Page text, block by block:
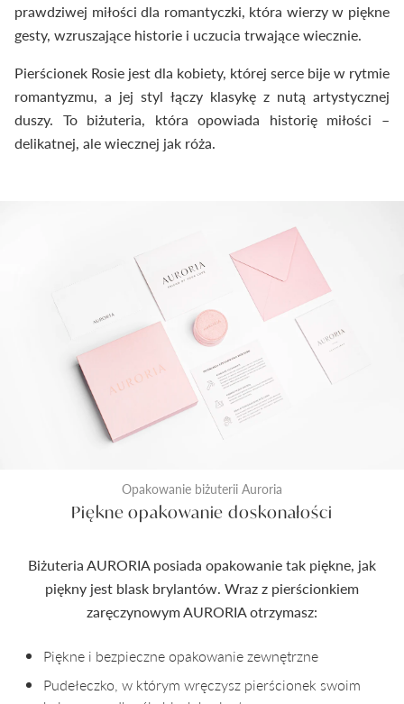
prawdziwej miłości dla romantyczki, która wierzy w piękne
gesty, wzruszające historie i uczucia trwające wiecznie.
Pierścionek Rosie jest dla kobiety, której serce bije w rytmie
romantyzmu, a jej styl łączy klasykę z nutą artystycznej
duszy. To biżuteria, która opowiada historię miłości –
delikatnej, ale wiecznej jak róża.
Opakowanie biżuterii Auroria
Piękne opakowanie doskonałości
Biżuteria AURORIA posiada opakowanie tak piękne, jak
piękny jest blask brylantów. Wraz z pierścionkiem
zaręczynowym AURORIA otrzymasz:
Piękne i bezpieczne opakowanie zewnętrzne
Pudełeczko, w którym wręczysz pierścionek swoim